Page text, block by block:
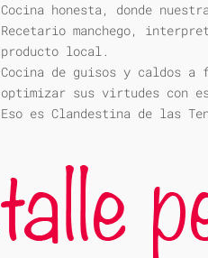
Cocina honesta, donde
Recetario manchego,
producto local.
Cocina de guisos y caldos a
optimizar sus virtudes con
Eso es Clandestina de las